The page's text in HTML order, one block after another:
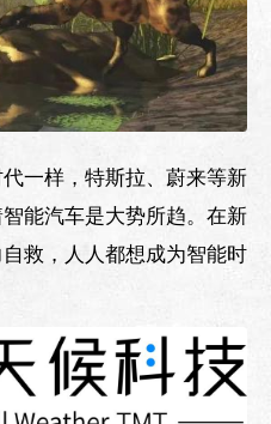
一样，特斯拉、蔚来等新
能汽车是大势所趋。在新
救，人人都想成为智能时